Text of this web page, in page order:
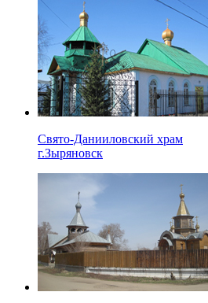
Свято-Данииловский храм
г.Зыряновск